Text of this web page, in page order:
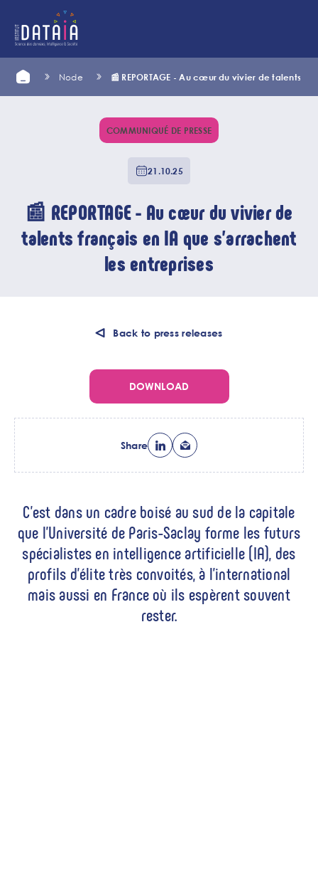
main
Node 📰 REPORTAGE - Au cœur du vivier de talents
COMMUNIQUÉ DE PRESSE
21.10.25
📰 REPORTAGE - Au cœur du vivier de
talents français en IA que s'arrachent
les entreprises
Back to press releases
DOWNLOAD
Share
Chapo
C'est dans un cadre boisé au sud de la capitale
que l'Université de Paris-Saclay forme les futurs
spécialistes en intelligence artificielle (IA), des
profils d'élite très convoités, à l'international
mais aussi en France où ils espèrent souvent
rester.
Cookies management panel